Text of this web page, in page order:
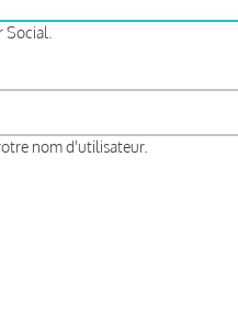
nom d'utilisateur.